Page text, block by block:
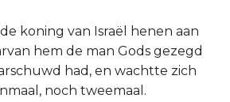
koning van Israël henen aan
hem de man Gods gezegd
had, en wachtte zich
noch tweemaal.